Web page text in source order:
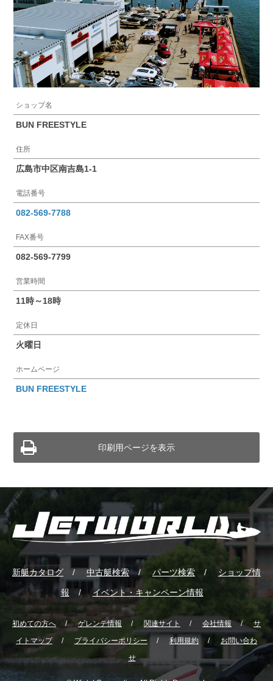
ショップ名
BUN FREESTYLE
住所
広島市中区南吉島1-1
電話番号
082-569-7788
FAX番号
082-569-7799
営業時間
11時～18時
定休日
火曜日
ホームページ
BUN FREESTYLE
印刷用ページを表示
新艇カタログ 中古艇検索 パーツ検索 ショップ情
報 イベント・キャンペーン情報
初めての方へ ゲレンテ情報 関連サイト 会社情報
サ
イトマップ
プライバシーポリシー 利用規約
お問い合わ
せ